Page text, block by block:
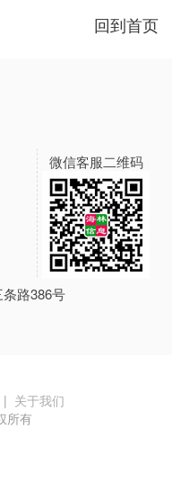
回到首页
微信客服二维码
路386号
| 关于我们
所有